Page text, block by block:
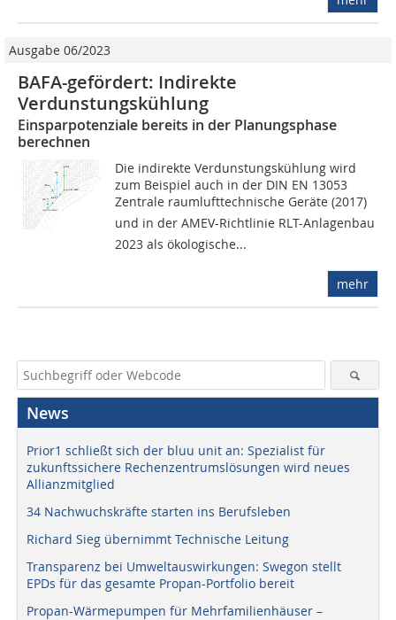
Ausgabe 06/2023
BAFA-gefördert: Indirekte
Verdunstungskühlung
Einsparpotenziale bereits in der Planungsphase
berechnen
Die indirekte Verdunstungskühlung wird
zum Beispiel auch in der DIN EN 13053
Zentrale raumlufttechnische Geräte (2017)
und in der AMEV-Richtlinie RLT-Anlagenbau
2023 als ökologische...
mehr
News
Prior1 schließt sich der bluu unit an: Spezialist für
zukunftssichere Rechenzentrumslösungen wird neues
Allianzmitglied
34 Nachwuchskräfte starten ins Berufsleben
Richard Sieg übernimmt Technische Leitung
Transparenz bei Umweltauswirkungen: Swegon stellt
EPDs für das gesamte Propan-Portfolio bereit
Propan-Wärmepumpen für Mehrfamilienhäuser –